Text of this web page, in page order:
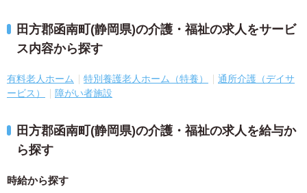
田方郡函南町(静岡県)の介護・福祉の求人をサービ
ス内容から探す
有料老人ホーム 特別養護老人ホーム（特養）
通所介護（デイサ
ービス）
障がい者施設
田方郡函南町(静岡県)の介護・福祉の求人を給与か
ら探す
時給から探す